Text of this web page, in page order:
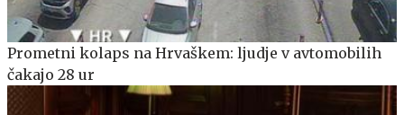
Prometni kolaps na Hrvaškem: ljudje v avtomobilih
čakajo 28 ur